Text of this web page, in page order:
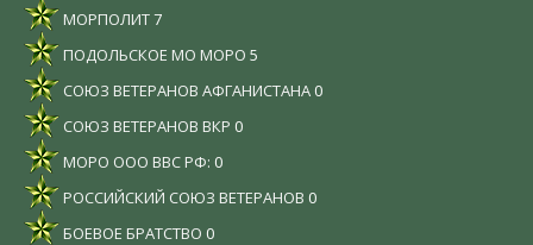
МОРПОЛИТ7
ПОДОЛЬСКОЕ МО МОРО 5
СОЮЗ ВЕТЕРАНОВ АФГАНИСТАНА 0
СОЮЗ ВЕТЕРАНОВ ВКР 0
МОРО ООО ВВС РФ: 0
РОССИЙСКИЙ СОЮЗ ВЕТЕРАНОВ 0
БОЕВОЕ БРАТСТВО 0